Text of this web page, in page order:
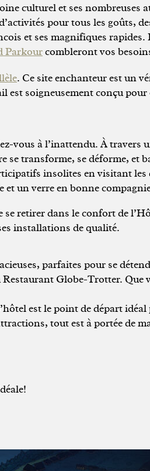
culturel et ses nombreuses
pour tous les goûts,
et ses magnifiques
Parkourcombleront vos
. Ce site enchanteur est un
est soigneusement conçu
vous à l’inattendu. À travers
transforme, se déforme, et
insolites en visitant
et un verre en bonne
retirer dans le confort de
installations de qualité.
parfaites pour se
Globe-Trotter. Que
est le point de départ
tout est à portée de